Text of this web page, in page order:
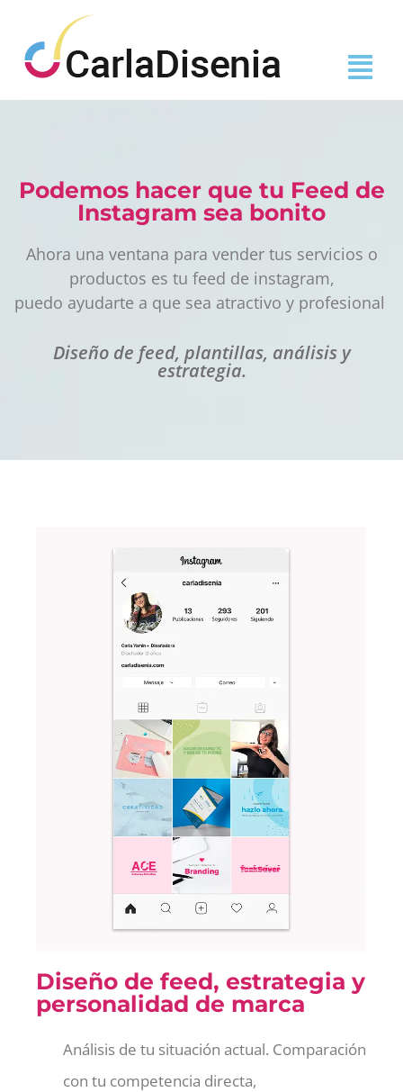
Podemos hacer que tu Feed de
Instagram sea bonito
Ahora una ventana para vender tus servicios o
productos es tu feed de instagram,
puedo ayudarte a que sea atractivo y profesional
Diseño de feed, plantillas, análisis y
estrategia.
Diseño de feed, estrategia y
personalidad de marca
Análisis de tu situación actual. Comparación
con tu competencia directa,